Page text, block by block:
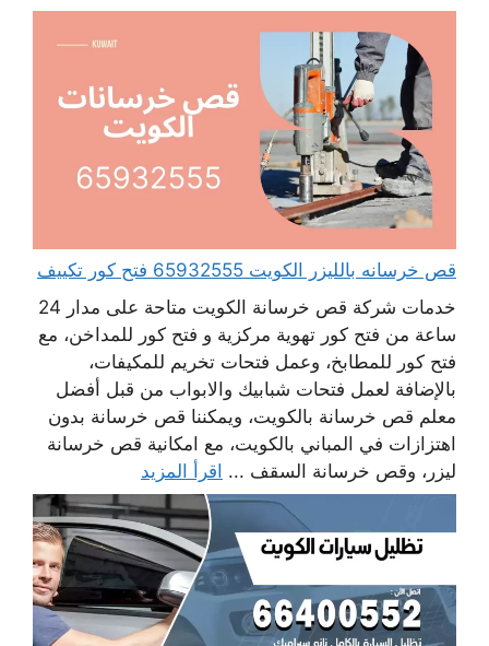
قص خرسانه بالليزر الكويت 65932555 فتح كور تكييف
خدمات شركة قص خرسانة الكويت متاحة على مدار 24
ساعة من فتح كور تهوية مركزية و فتح كور للمداخن، مع
فتح كور للمطابخ، وعمل فتحات تخريم للمكيفات،
بالإضافة لعمل فتحات شبابيك والابواب من قبل أفضل
معلم قص خرسانة بالكويت، ويمكننا قص خرسانة بدون
اهتزازات في المباني بالكويت، مع امكانية قص خرسانة
ليزر، وقص خرسانة السقف ... اقرأ المزيد